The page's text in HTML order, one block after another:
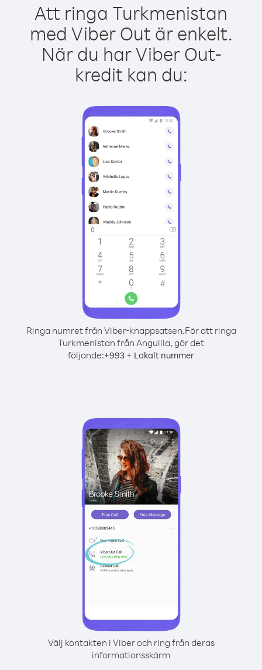
Att ringa Turkmenistan
med Viber Out är enkelt.
När du har Viber Out-
kredit kan du:
Ringa numret från Viber-knappsatsen.För att ringa
Turkmenistan från Anguilla, gör det
följande:+993 + Lokalt nummer
Välj kontakten i Viber och ring från deras
informationsskärm